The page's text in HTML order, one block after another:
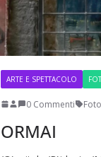
ARTE E SPETTACOLO
0 Commenti Foto
ORMAI